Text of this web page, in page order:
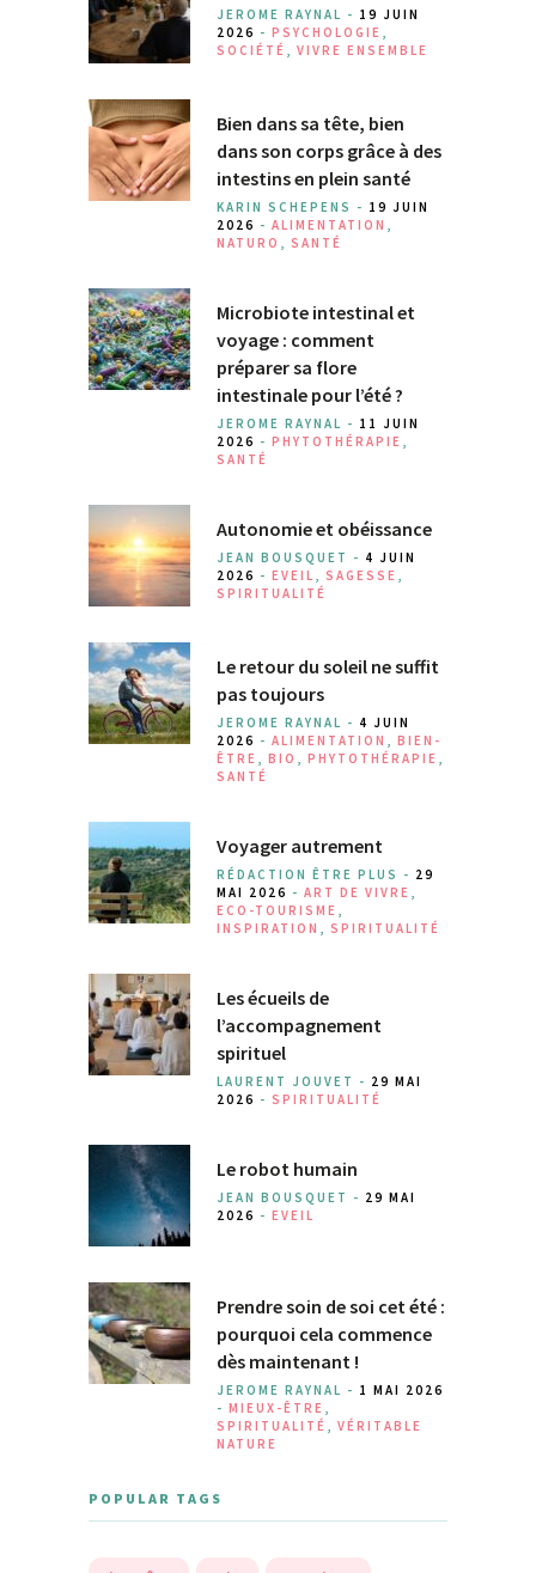
JEROME RAYNAL - 19 JUIN
2026 - PSYCHOLOGIE ,
SOCIÉTÉ , VIVRE ENSEMBLE
Bien dans sa tête, bien
dans son corps grâce à des
intestins en plein santé
KARIN SCHEPENS - 19 JUIN
2026 - ALIMENTATION ,
NATURO , SANTÉ
Microbiote intestinal et
voyage : comment
préparer sa flore
intestinale pour l’été ?
JEROME RAYNAL - 11 JUIN
2026 - PHYTOTHÉRAPIE ,
SANTÉ
Autonomie et obéissance
JEAN BOUSQUET - 4 JUIN
2026 - EVEIL , SAGESSE ,
SPIRITUALITÉ
Le retour du soleil ne suffit
pas toujours
JEROME RAYNAL - 4 JUIN
2026 - ALIMENTATION , BIEN-
ÊTRE , BIO , PHYTOTHÉRAPIE ,
SANTÉ
Voyager autrement
RÉDACTION ÊTRE PLUS - 29
MAI 2026 - ART DE VIVRE ,
ECO-TOURISME ,
INSPIRATION , SPIRITUALITÉ
Les écueils de
l’accompagnement
spirituel
LAURENT JOUVET - 29 MAI
2026 - SPIRITUALITÉ
Le robot humain
JEAN BOUSQUET - 29 MAI
2026 - EVEIL
Prendre soin de soi cet été :
pourquoi cela commence
dès maintenant !
JEROME RAYNAL - 1 MAI 2026
- MIEUX-ÊTRE ,
SPIRITUALITÉ , VÉRITABLE
NATURE
POPULAR TAGS